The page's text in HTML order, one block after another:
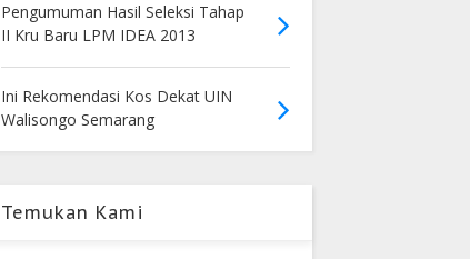
Pengumuman Hasil Seleksi Tahap
II Kru Baru LPM IDEA 2013
Ini Rekomendasi Kos Dekat UIN
Walisongo Semarang
Temukan Kami